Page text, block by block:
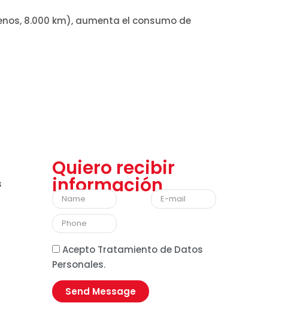
8.000 km), aumenta el consumo de
Quiero recibir
información
Acepto Tratamiento de Datos
Personales.